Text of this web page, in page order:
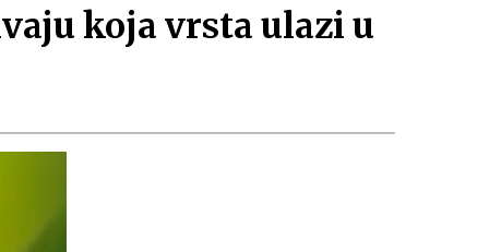
koja vrsta ulazi u